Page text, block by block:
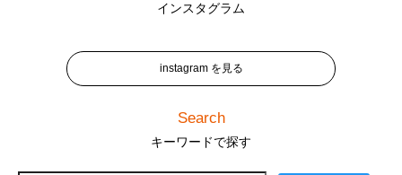
インスタグラム
instagram を見る
Search
キーワードで探す